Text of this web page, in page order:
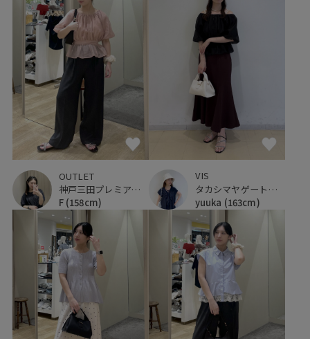
OUTLET
神戸三田プレミアム・アウトレット
F (158cm)
VIS
タカシマヤゲートタワーモール
yuuka (163cm)